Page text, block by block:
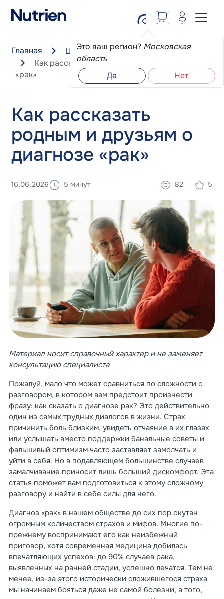
Это ваш регион? Московская
область
Да
Нет
Главная
Школа пациента
Как рассказать родным и друзьям о диагнозе
«рак»
Как рассказать
родным и друзьям о
диагнозе «рак»
16.06.2026 5 минут 82 5
Материал носит справочный характер и не заменяет
консультацию специалиста
Пожалуй, мало что может сравниться по сложности с
разговором, в котором вам предстоит произнести
фразу: как сказать о диагнозе рак? Это действительно
один из самых трудных диалогов в жизни. Страх
причинить боль близким, увидеть отчаяние в их глазах
или услышать вместо поддержки банальные советы и
фальшивый оптимизм часто заставляет замолчать и
уйти в себя. Но в подавляющем большинстве случаев
замалчивание приносит лишь больший дискомфорт. Эта
статья поможет вам подготовиться к этому сложному
разговору и найти в себе силы для него.
Диагноз «рак» в нашем обществе до сих пор окутан
огромным количеством страхов и мифов. Многие по-
прежнему воспринимают его как неизбежный
приговор, хотя современная медицина добилась
впечатляющих успехов: до 90% случаев рака,
выявленных на ранней стадии, успешно лечатся. Тем не
менее, из-за этого исторически сложившегося страха
мы начинаем бояться даже не самой болезни, а того,